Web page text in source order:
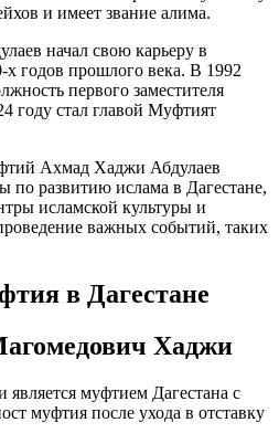
и имеет звание алима.
начал свою карьеру в
х годов прошлого века. В 1992
первого заместителя
году стал главой Муфтият
Ахмад Хаджи Абдулаев
по развитию ислама в Дагестане,
исламской культуры и
важных событий, таких
в Дагестане
Хаджи
муфтием Дагестана с
муфтия после ухода в отставку